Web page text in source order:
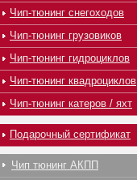
Чип-тюнинг снегоходов
Чип-тюнинг грузовиков
Чип-тюнинг гидроциклов
Чип-тюнинг квадроциклов
Чип-тюнинг катеров / яхт
Подарочный сертификат
Чип тюнинг АКПП